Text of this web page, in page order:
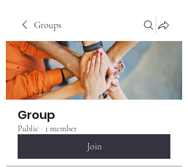
Groups
Group
Public · 1 member
Join